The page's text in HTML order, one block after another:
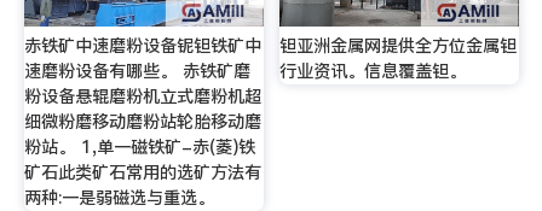
赤铁矿中速磨粉设备铌钽铁矿中
速磨粉设备有哪些。 赤铁矿磨
粉设备悬辊磨粉机立式磨粉机超
细微粉磨移动磨粉站轮胎移动磨
粉站。 1,单一磁铁矿-赤(菱)铁
矿石此类矿石常用的选矿方法有
两种:一是弱磁选与重选。
钽亚洲金属网提供全方位金属钽
行业资讯。信息覆盖钽。